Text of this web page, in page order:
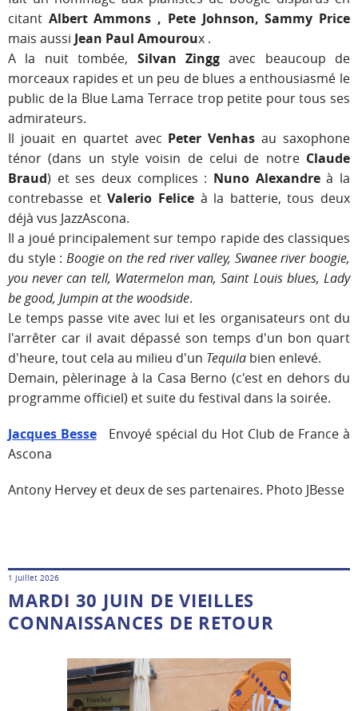
citant Albert Ammons , Pete Johnson, Sammy Price
mais aussi Jean Paul Amouroux .
A la nuit tombée, Silvan Zinggavec beaucoup de
morceaux rapides et un peu de blues a enthousiasmé le
public de la Blue Lama Terrace trop petite pour tous ses
admirateurs.
Il jouait en quartet avec Peter Venhas au saxophone
ténor (dans un style voisin de celui de notre Claude
Braud) et ses deux complices : Nuno Alexandreà la
contrebasse etValerio Feliceà la batterie, tous deux
déjà vus JazzAscona.
Il a joué principalement sur tempo rapide des classiques
du style : Boogie on the red river valley, Swanee river boogie,
you never can tell, Watermelon man, Saint Louis blues, Lady
be good, Jumpin at the woodside.
Le temps passe vite avec lui et les organisateurs ont du
l'arrêter car il avait dépassé son temps d'un bon quart
d'heure, tout cela au milieu d'un Tequila bien enlevé.
Demain, pèlerinage à la Casa Berno (c'est en dehors du
programme officiel) et suite du festival dans la soirée.
Jacques Besse Envoyé spécial du Hot Club de France à
Ascona
Antony Hervey et deux de ses partenaires. Photo JBesse
1 juillet 2026
MARDI 30 JUIN DE VIEILLES
CONNAISSANCES DE RETOUR